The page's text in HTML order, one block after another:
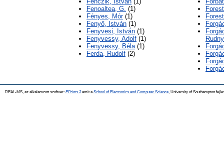
Fenoaltea, G. (1)
Fényes, Mór(1)
Fenyő, István (1)
Fenyvesi, István (1)
Fenyvessy, Adolf (1)
Fenyvessy, Béla(1)
Ferda, Rudolf (2)
REAL-MS, az alkalamzott szoftver: EPrints 3amit a School of Electronics and Computer Science , University of Southampton